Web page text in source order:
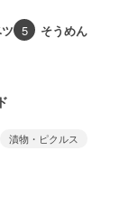
5 そうめん
漬物・ピクルス